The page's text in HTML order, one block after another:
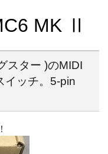
MK Ⅱ
スター )のMIDI
イッチ。5-pin